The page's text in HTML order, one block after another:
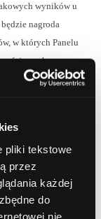
pliki tekstowe
przez
każdej
do
nie
wyników u
nagroda
w których Panelu
jako pierwsza.
weryfikacji
kryteriów zawartych w